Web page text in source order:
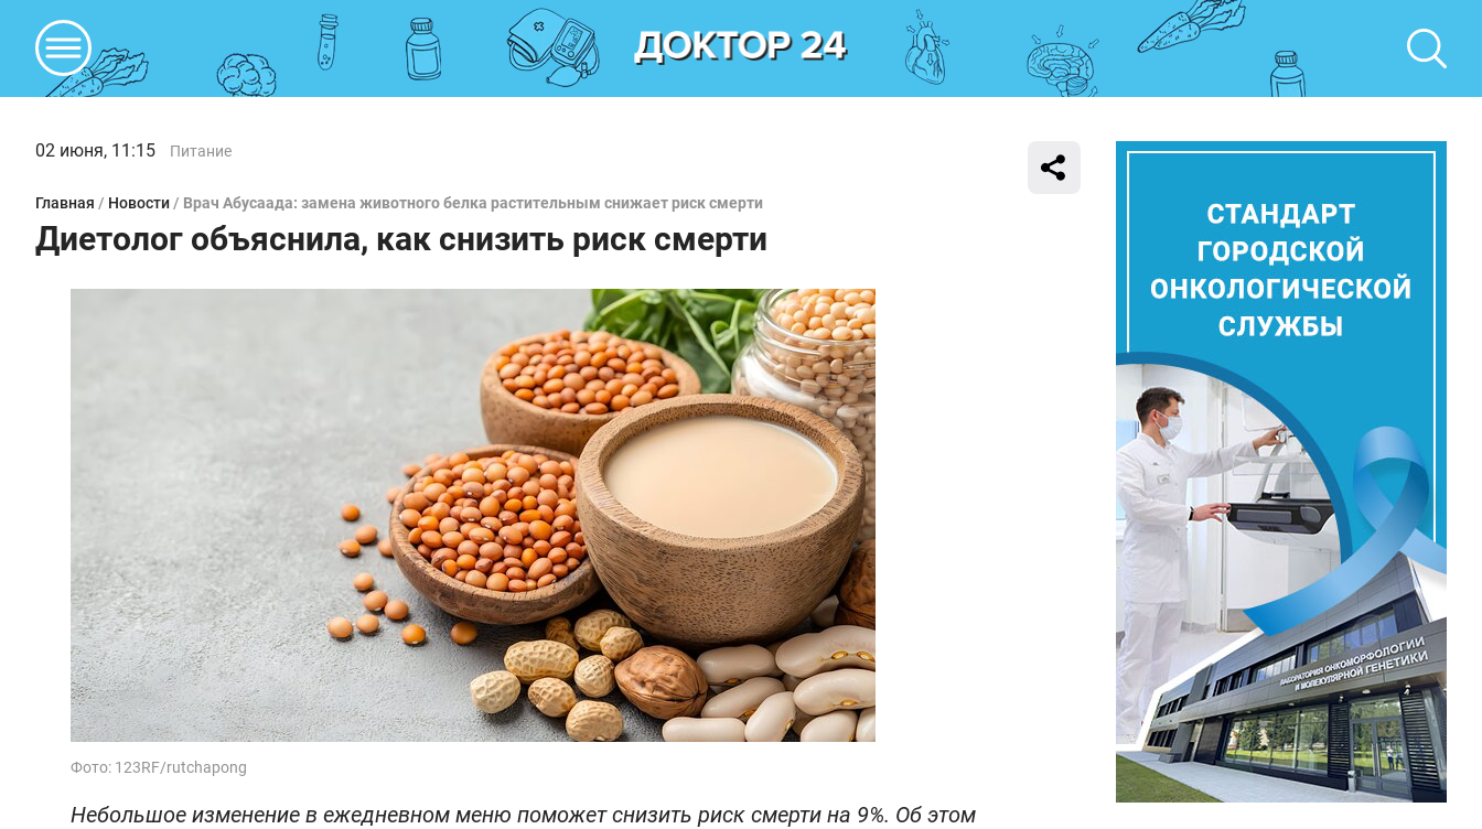
02 июня, 11:15 Питание
Главная / Новости / Врач Абусаада: замена животного белка растительным снижает риск смерти
Диетолог объяснила, как снизить риск смерти
Фото: 123RF/rutchapong
Небольшое изменение в ежедневном меню поможет снизить риск смерти на 9%. Об этом